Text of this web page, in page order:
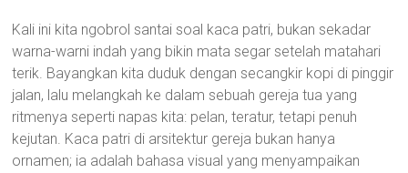
Kali ini kita ngobrol santai soal kaca patri, bukan sekadar
warna-warni indah yang bikin mata segar setelah matahari
terik. Bayangkan kita duduk dengan secangkir kopi di pinggir
jalan, lalu melangkah ke dalam sebuah gereja tua yang
ritmenya seperti napas kita: pelan, teratur, tetapi penuh
kejutan. Kaca patri di arsitektur gereja bukan hanya
ornamen; ia adalah bahasa visual yang menyampaikan